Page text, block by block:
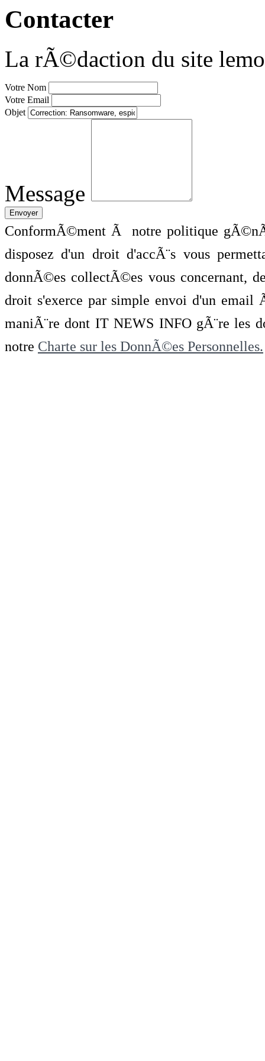
Contacter
La rÃ©daction du site
Votre Nom
Votre Email
Objet
Message
ConformÃ©ment Ã notre politique
disposez d'un droit d'accÃ¨s vous
donnÃ©es collectÃ©es vous concernant,
droit s'exerce par simple envoi d'un
maniÃ¨re dont IT NEWS INFO gÃ¨re les
notre Charte sur les DonnÃ©es Personnelles.